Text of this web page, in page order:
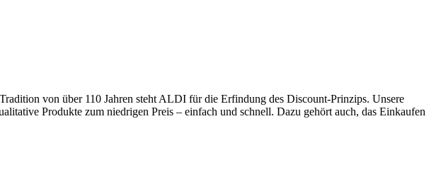
von über 110 Jahren steht ALDI für die Erfindung des Discount-Prinzips. Unsere
Produkte zum niedrigen Preis – einfach und schnell. Dazu gehört auch, das Einkaufen